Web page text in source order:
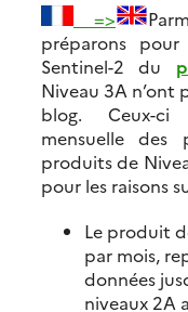
=>
préparons
Sentinel-2 du
Niveau 3A n’ont
blog. Ceux-ci
mensuelle
produits de
pour les raisons
Le produit
par mois,
données
niveaux 2A